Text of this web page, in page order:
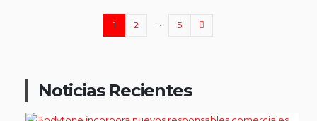
1 2 … 5
Noticias Recientes